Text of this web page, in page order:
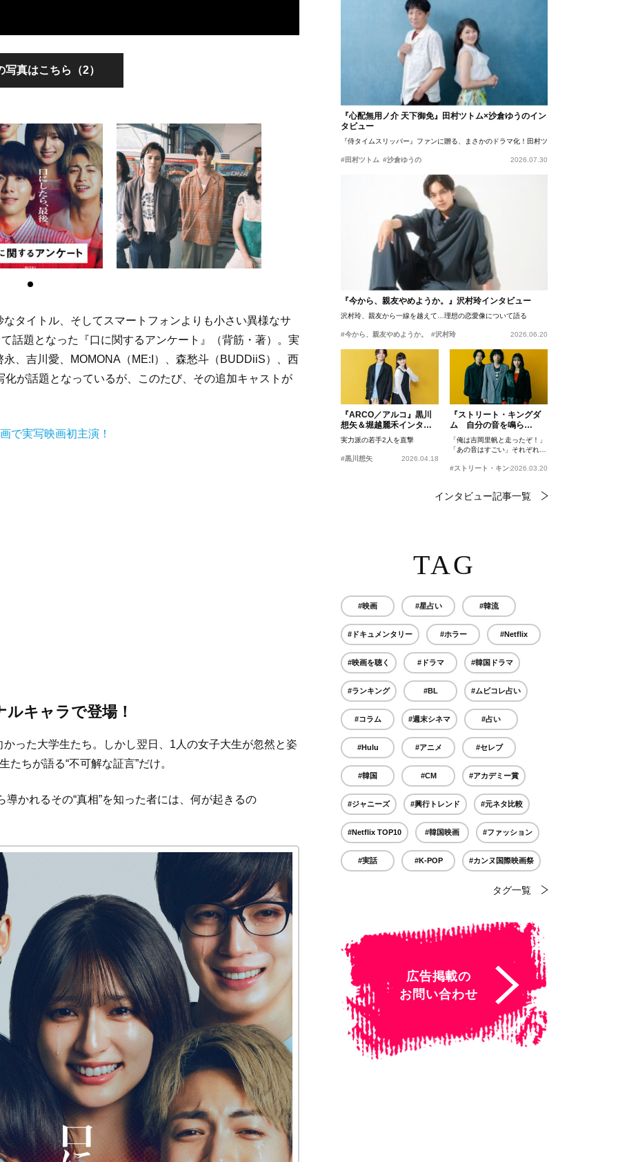
写真はこちら（2）
タイトル、そしてスマートフォンよりも小さい異様なサ
話題となった『口に関するアンケート』（背筋・著）。実
、吉川愛、MOMONA（ME:I）、森愁斗（BUDDiiS）、西
が話題となっているが、このたび、その追加キャストが
で実写映画初主演！
キャラで登場！
った大学生たち。しかし翌日、1人の女子大生が忽然と姿
ちが語る“不可解な証言”だけ。
かれるその“真相”を知った者には、何が起きるの
『心配無用ノ介 天下御免』田村ツトム×沙倉ゆうのイン
タビュー
『侍タイムスリッパー』ファンに贈る、まさかのドラマ化！田村ツトム×沙倉ゆうのが語
#田村ツトム #沙倉ゆうの 2026.07.30
『今から、親友やめようか。』沢村玲インタビュー
沢村玲、親友から一線を越えて…理想の恋愛像について語る
#今から、親友やめようか。 #沢村玲 2026.06.20
『ARCO／アルコ』黒川
想矢＆堀越麗禾インタビ
ュー
実力派の若手2人を直撃
#黒川想矢 2026.04.18
『ストリート・キングダ
ム 自分の音を鳴ら
せ。』峯田和伸、若葉竜
也、吉岡里帆インタビュ
ー
「俺は吉岡里帆と走ったぞ！」
「あの音はすごい」それぞれの
#ストリート・キングダム 自分の音を鳴らせ。
2026.03.20
インタビュー記事一覧
TAG
#映画 #星占い #韓流
#ドキュメンタリー #ホラー #Netflix
#映画を聴く #ドラマ #韓国ドラマ
#ランキング #BL #ムビコレ占い
#コラム #週末シネマ #占い
#Hulu #アニメ #セレブ
#韓国 #CM #アカデミー賞
#ジャニーズ #興行トレンド #元ネタ比較
#Netflix TOP10 #韓国映画 #ファッション
#実話 #K-POP #カンヌ国際映画祭
タグ一覧
広告掲載の
お問い合わせ